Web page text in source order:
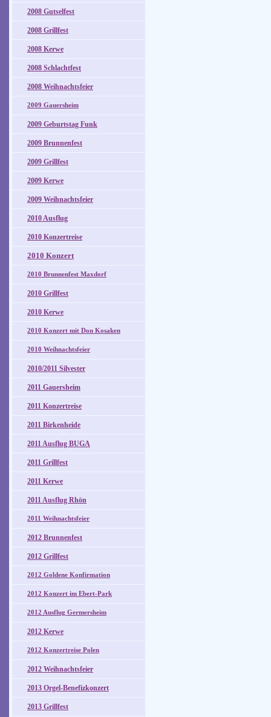
2008 Gutselfest
2008 Grillfest
2008 Kerwe
2008 Schlachtfest
2008 Weihnachtsfeier
2009 Gauersheim
2009 Geburtstag Funk
2009 Brunnenfest
2009 Grillfest
2009 Kerwe
2009 Weihnachtsfeier
2010 Ausflug
2010 Konzertreise
2010 Konzert
2010 Brunnenfest Maxdorf
2010 Grillfest
2010 Kerwe
2010 Konzert mit Don Kosaken
2010 Weihnachtsfeier
2010/2011 Silvester
2011 Gauersheim
2011 Konzertreise
2011 Birkenheide
2011 Ausflug BUGA
2011 Grillfest
2011 Kerwe
2011 Ausflug Rhön
2011 Weihnachtsfeier
2012 Brunnenfest
2012 Grillfest
2012 Goldene Konfirmation
2012 Konzert im Ebert-Park
2012 Ausflug Germersheim
2012 Kerwe
2012 Konzertreise Polen
2012 Weihnachtsfeier
2013 Orgel-Benefizkonzert
2013 Grillfest